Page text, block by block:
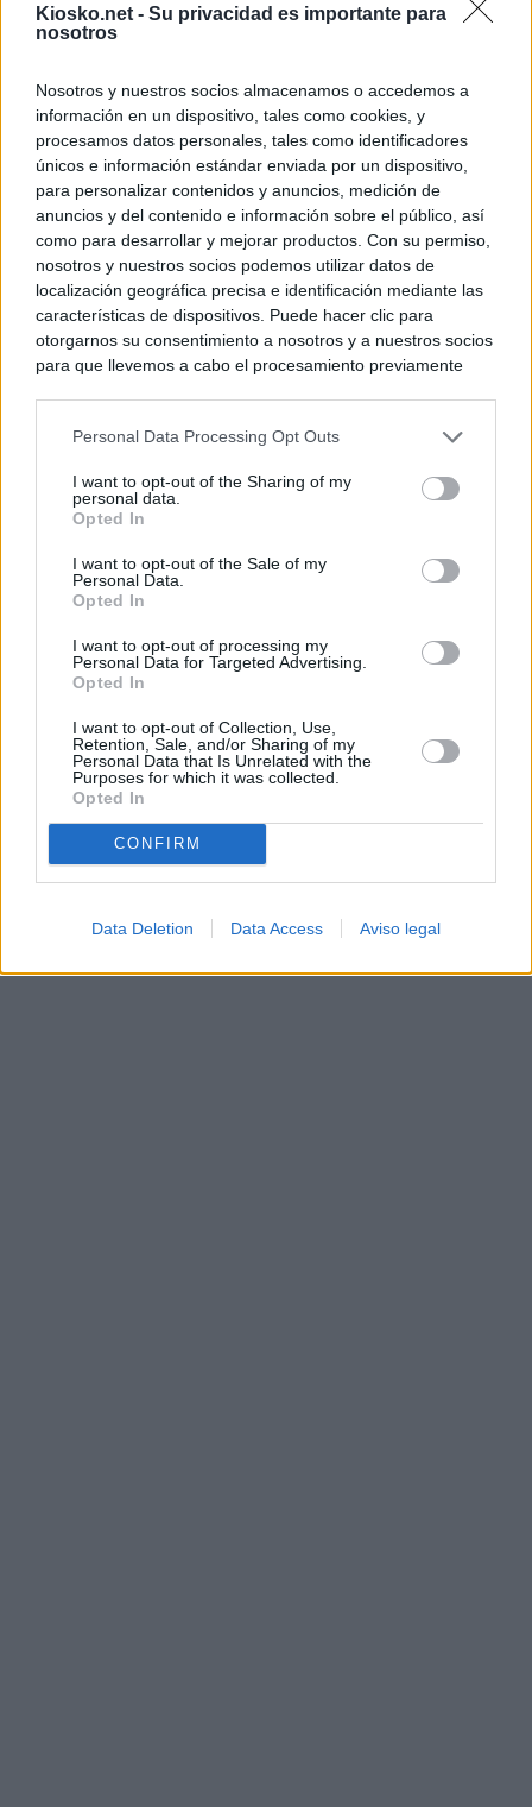
Kiosko.net - Su privacidad es importante para
nosotros
Nosotros y nuestros socios almacenamos o accedemos a
información en un dispositivo, tales como cookies, y
procesamos datos personales, tales como identificadores
únicos e información estándar enviada por un dispositivo,
para personalizar contenidos y anuncios, medición de
anuncios y del contenido e información sobre el público, así
como para desarrollar y mejorar productos. Con su permiso,
nosotros y nuestros socios podemos utilizar datos de
localización geográfica precisa e identificación mediante las
características de dispositivos. Puede hacer clic para
otorgarnos su consentimiento a nosotros y a nuestros socios
para que llevemos a cabo el procesamiento previamente
negar su consentimiento. Tenga en cuenta que algún
de su consentimiento, pero usted tiene el derecho de
rechazar tal procesamiento. Sus preferencias se aplicarán
cualquier momento entrando de nuevo en este sitio web o
visitando nuestra política de privacidad.
Personal Data Processing Opt Outs
I want to opt-out of the Sharing of my
personal data.
Opted In
I want to opt-out of the Sale of my
Personal Data.
Opted In
I want to opt-out of processing my
Personal Data for Targeted Advertising.
Opted In
I want to opt-out of Collection, Use,
Retention, Sale, and/or Sharing of my
Personal Data that Is Unrelated with the
Purposes for which it was collected.
Opted In
CONFIRM
Data Deletion Data Access Aviso legal